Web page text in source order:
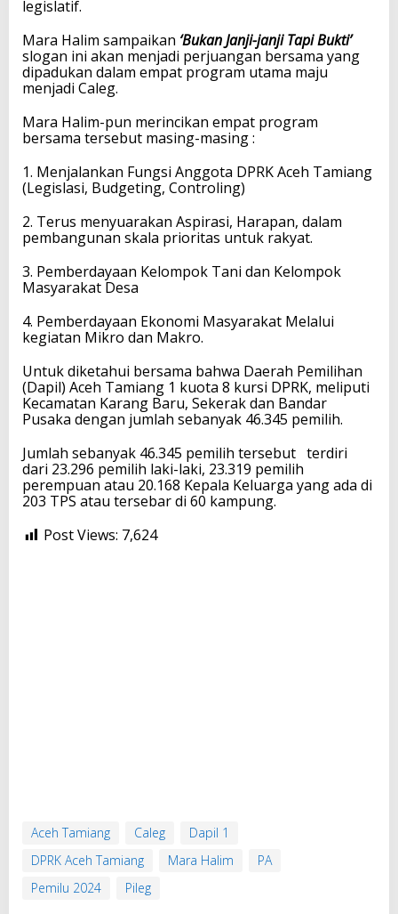
legislatif.
Mara Halim sampaikan ‘Bukan Janji-janji Tapi Bukti’
slogan ini akan menjadi perjuangan bersama yang
dipadukan dalam empat program utama maju
menjadi Caleg.
Mara Halim-pun merincikan empat program
bersama tersebut masing-masing :
1. Menjalankan Fungsi Anggota DPRK Aceh Tamiang
(Legislasi, Budgeting, Controling)
2. Terus menyuarakan Aspirasi, Harapan, dalam
pembangunan skala prioritas untuk rakyat.
3. Pemberdayaan Kelompok Tani dan Kelompok
Masyarakat Desa
4. Pemberdayaan Ekonomi Masyarakat Melalui
kegiatan Mikro dan Makro.
Untuk diketahui bersama bahwa Daerah Pemilihan
(Dapil) Aceh Tamiang 1 kuota 8 kursi DPRK, meliputi
Kecamatan Karang Baru, Sekerak dan Bandar
Pusaka dengan jumlah sebanyak 46.345 pemilih.
Jumlah sebanyak 46.345 pemilih tersebut terdiri
dari 23.296 pemilih laki-laki, 23.319 pemilih
perempuan atau 20.168 Kepala Keluarga yang ada di
203 TPS atau tersebar di 60 kampung.
Post Views: 7,624
Aceh Tamiang Caleg
Dapil 1
DPRK Aceh Tamiang
Mara Halim
PA
Pemilu 2024
Pileg